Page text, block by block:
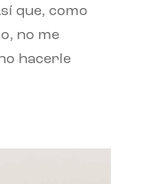
que, como
no me
hacerle